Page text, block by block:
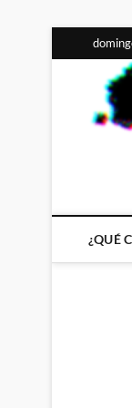
al
contenido
¿QUÉ